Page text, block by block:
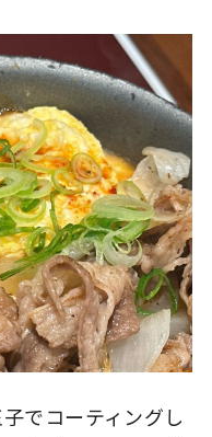
でコーティングし